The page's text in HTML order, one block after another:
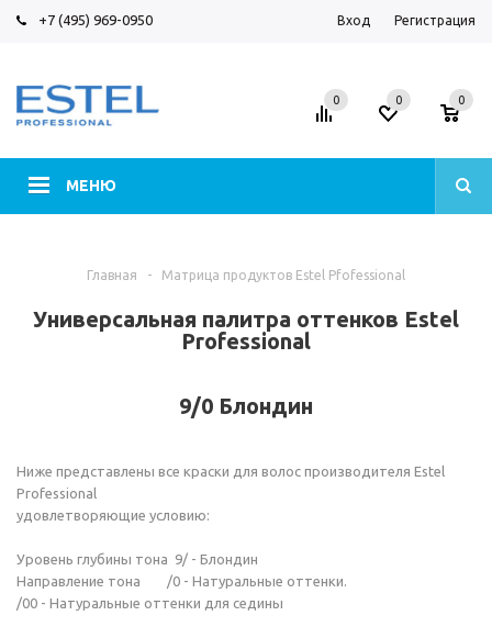
+7 (495) 969-0950 Вход Регистрация
МЕНЮ
0 0 0
Главная - Матрица продуктов Estel Pfofessional
Универсальная палитра оттенков Estel
Professional
9/0 Блондин
Ниже представлены все краски для волос производителя Estel
Professional
удовлетворяющие условию:
Уровень глубины тона 9/ - Блондин
Направление тона /0 - Натуральные оттенки.
/00 - Натуральные оттенки для седины